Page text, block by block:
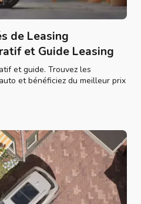
de Leasing
et Guide Leasing
et guide. Trouvez les
et bénéficiez du meilleur prix